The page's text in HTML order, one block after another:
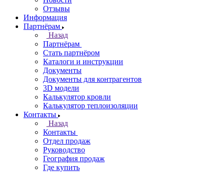
Отзывы
Информация
Партнёрам
Назад
Партнёрам
Стать партнёром
Каталоги и инструкции
Документы
Документы для контрагентов
3D модели
Калькулятор кровли
Калькулятор теплоизоляции
Контакты
Назад
Контакты
Отдел продаж
Руководство
География продаж
Где купить